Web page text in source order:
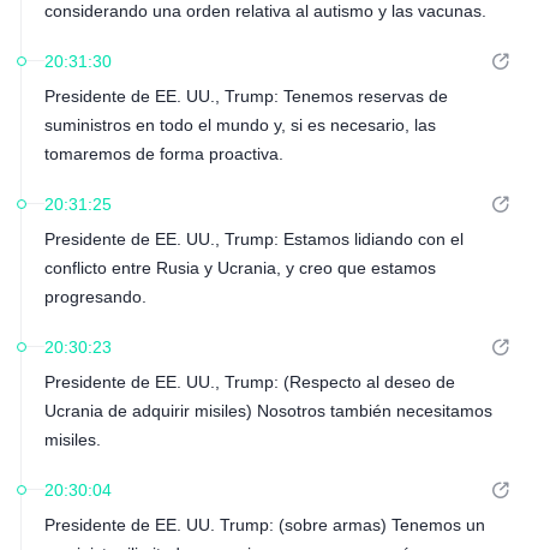
considerando una orden relativa al autismo y las vacunas.
20:31:30
Presidente de EE. UU., Trump: Tenemos reservas de
suministros en todo el mundo y, si es necesario, las
tomaremos de forma proactiva.
20:31:25
Presidente de EE. UU., Trump: Estamos lidiando con el
conflicto entre Rusia y Ucrania, y creo que estamos
progresando.
20:30:23
Presidente de EE. UU., Trump: (Respecto al deseo de
Ucrania de adquirir misiles) Nosotros también necesitamos
misiles.
20:30:04
Presidente de EE. UU. Trump: (sobre armas) Tenemos un